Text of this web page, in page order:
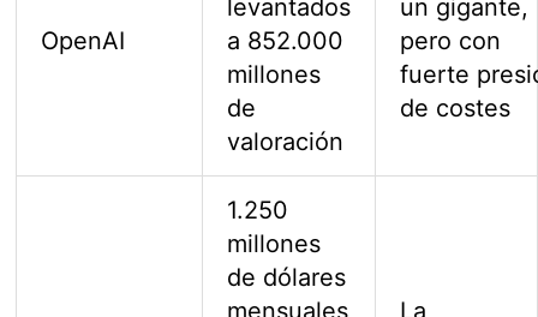
OpenAI
levantados
a 852.000
millones
de
valoración
un gigante,
pero con
fuerte
de costes
1.250
millones
de dólares
mensuales
La